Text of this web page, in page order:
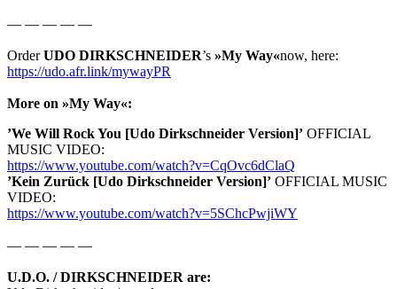
— — — — —
OrderUDO DIRKSCHNEIDER’s »My Way«now, here:
https://udo.afr.link/mywayPR
More on »My Way«:
’We Will Rock You [Udo Dirkschneider Version]’ OFFICIAL
MUSIC VIDEO:
https://www.youtube.com/watch?v=CqOvc6dClaQ
’Kein Zurück [Udo Dirkschneider Version]’ OFFICIAL MUSIC
VIDEO:
https://www.youtube.com/watch?v=5SChcPwjiWY
— — — — —
U.D.O. / DIRKSCHNEIDER are: